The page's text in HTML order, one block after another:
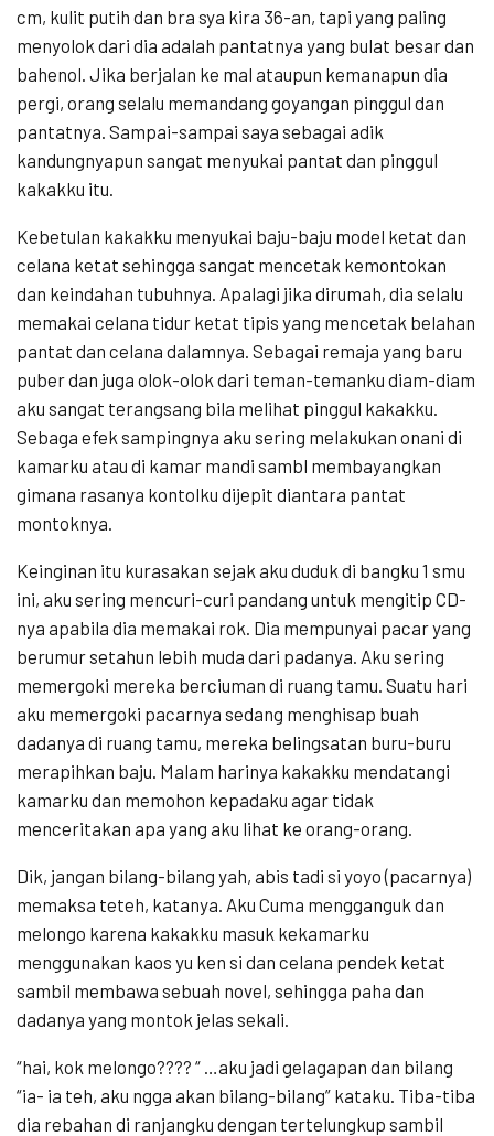
cm, kulit putih dan bra sya kira 36-an, tapi yang paling
menyolok dari dia adalah pantatnya yang bulat besar dan
bahenol. Jika berjalan ke mal ataupun kemanapun dia
pergi, orang selalu memandang goyangan pinggul dan
pantatnya. Sampai-sampai saya sebagai adik
kandungnyapun sangat menyukai pantat dan pinggul
kakakku itu.
Kebetulan kakakku menyukai baju-baju model ketat dan
celana ketat sehingga sangat mencetak kemontokan
dan keindahan tubuhnya. Apalagi jika dirumah, dia selalu
memakai celana tidur ketat tipis yang mencetak belahan
pantat dan celana dalamnya. Sebagai remaja yang baru
puber dan juga olok-olok dari teman-temanku diam-diam
aku sangat terangsang bila melihat pinggul kakakku.
Sebaga efek sampingnya aku sering melakukan onani di
kamarku atau di kamar mandi sambl membayangkan
gimana rasanya kontolku dijepit diantara pantat
montoknya.
Keinginan itu kurasakan sejak aku duduk di bangku 1 smu
ini, aku sering mencuri-curi pandang untuk mengitip CD-
nya apabila dia memakai rok. Dia mempunyai pacar yang
berumur setahun lebih muda dari padanya. Aku sering
memergoki mereka berciuman di ruang tamu. Suatu hari
aku memergoki pacarnya sedang menghisap buah
dadanya di ruang tamu, mereka belingsatan buru-buru
merapihkan baju. Malam harinya kakakku mendatangi
kamarku dan memohon kepadaku agar tidak
menceritakan apa yang aku lihat ke orang-orang.
Dik, jangan bilang-bilang yah, abis tadi si yoyo (pacarnya)
memaksa teteh, katanya. Aku Cuma mengganguk dan
melongo karena kakakku masuk kekamarku
menggunakan kaos yu ken si dan celana pendek ketat
sambil membawa sebuah novel, sehingga paha dan
dadanya yang montok jelas sekali.
“hai, kok melongo???? “ …aku jadi gelagapan dan bilang
“ia- ia teh, aku ngga akan bilang-bilang” kataku. Tiba-tiba
dia rebahan di ranjangku dengan tertelungkup sambil